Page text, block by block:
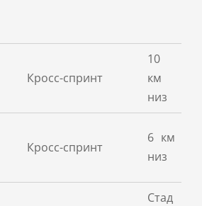
Кросс-спринт
10
км
низ
Кросс-спринт
6 км
низ
Стад